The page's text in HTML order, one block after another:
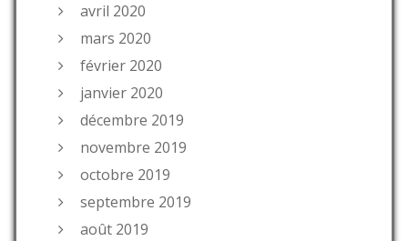
avril 2020
mars 2020
février 2020
janvier 2020
décembre 2019
novembre 2019
octobre 2019
septembre 2019
août 2019